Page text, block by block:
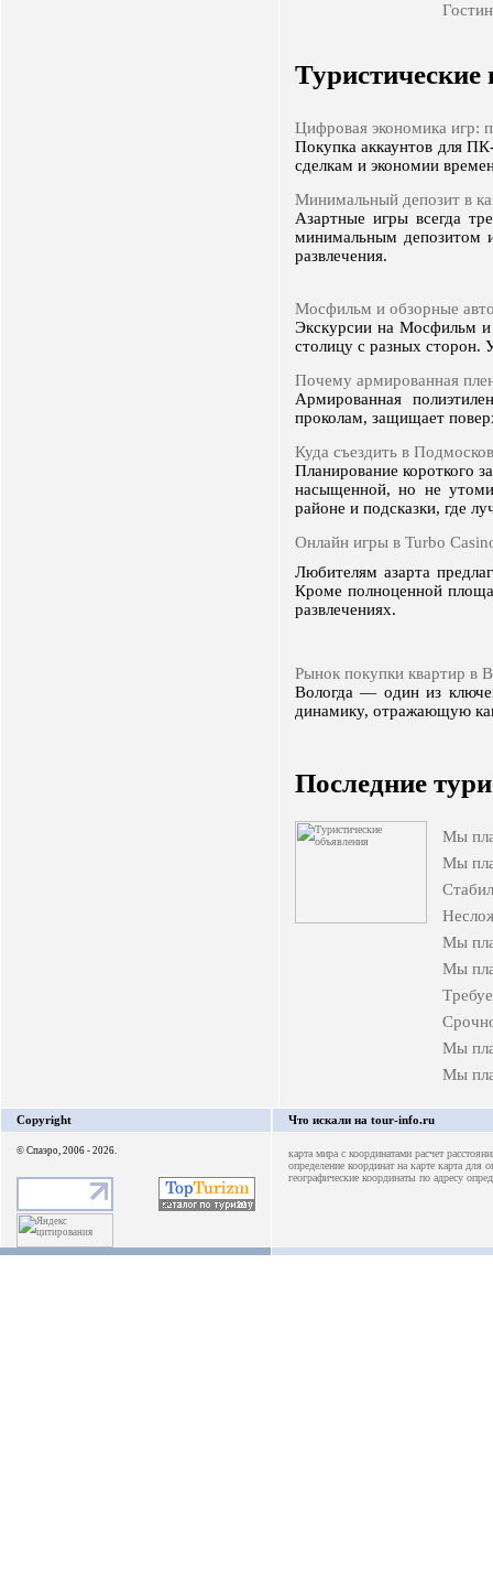
Туристические
Цифровая экономика игр:
Покупка аккаунтов для
сделкам и экономии
Минимальный депозит в
Азартные игры всегда
минимальным депозитом
развлечения.
Мосфильм и обзорные
Экскурсии на Мосфильм и
столицу с разных сторон.
Почему армированная
Армированная
проколам, защищает
Куда съездить в
Планирование короткого
насыщенной, но не
районе и подсказки, где
Онлайн игры в Turbo
Любителям азарта
Кроме полноценной
развлечениях.
Рынок покупки квартир в
Вологда — один из
динамику, отражающую
Последние
Мы
Мы
Мы
Мы
Мы
Мы
Copyright
© Спаэро, 2006 - 2026.
Что искали на tour-info.ru
карта мира с координатами расчет
определение координат на карте карта для
географические координаты по адресу